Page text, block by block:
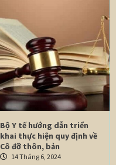
Bộ Y tế hướng dẫn triển
khai thực hiện quy định về
Cô đỡ thôn, bản
14 Tháng 6, 2024